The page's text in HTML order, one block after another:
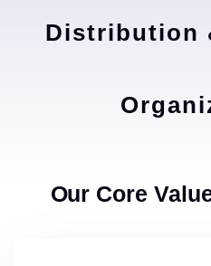
Distribution
Our Core